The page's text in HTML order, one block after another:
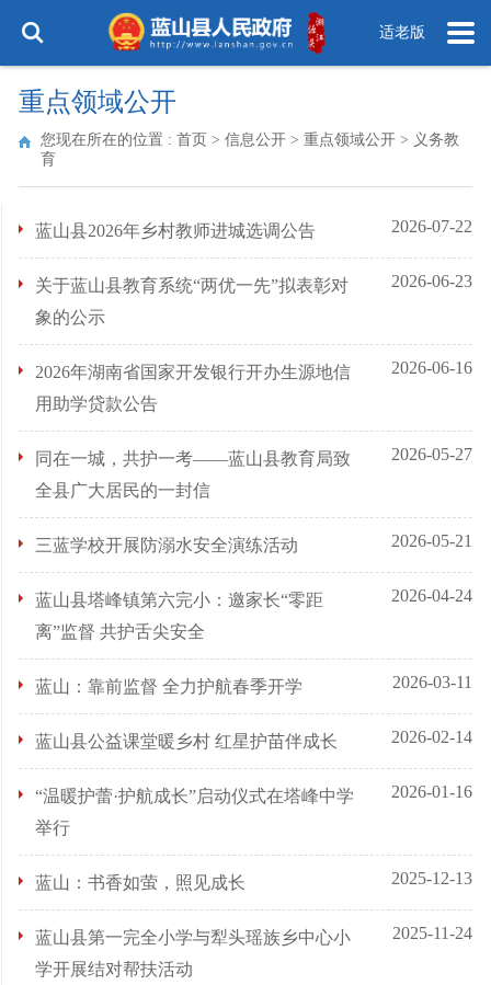
适老版
重点领域公开
您现在所在的位置 : 首页 > 信息公开 > 重点领域公开 > 义务教
育
蓝山县2026年乡村教师进城选调公告 2026-07-22
关于蓝山县教育系统“两优一先”拟表彰对
象的公示
2026-06-23
2026年湖南省国家开发银行开办生源地信
用助学贷款公告
2026-06-16
同在一城，共护一考——蓝山县教育局致
全县广大居民的一封信
2026-05-27
三蓝学校开展防溺水安全演练活动 2026-05-21
蓝山县塔峰镇第六完小：邀家长“零距
离”监督 共护舌尖安全
2026-04-24
蓝山：靠前监督 全力护航春季开学 2026-03-11
蓝山县公益课堂暖乡村 红星护苗伴成长 2026-02-14
“温暖护蕾·护航成长”启动仪式在塔峰中学
举行
2026-01-16
蓝山：书香如萤，照见成长 2025-12-13
蓝山县第一完全小学与犁头瑶族乡中心小
学开展结对帮扶活动
2025-11-24